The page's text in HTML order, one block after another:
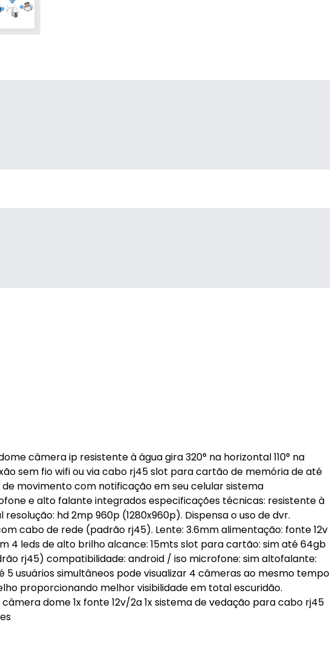
câmera ip resistente à água gira 320° na horizontal 110° na
sem fio wifi ou via cabo rj45 slot para cartão de memória de até
movimento com notificação em seu celular sistema
e alto falante integrados especificações técnicas: resistente à
resolução: hd 2mp 960p (1280x960p). Dispensa o uso de dvr.
cabo de rede (padrão rj45). Lente: 3.6mm alimentação: fonte 12v
4 leds de alto brilho alcance: 15mts slot para cartão: sim até 64gb
rj45) compatibilidade: android / iso microfone: sim altofalante:
5 usuários simultâneos pode visualizar 4 câmeras ao mesmo tempo
proporcionando melhor visibilidade em total escuridão.
dome 1x fonte 12v/2a 1x sistema de vedação para cabo rj45